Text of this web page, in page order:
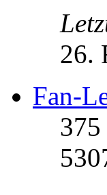
26.
Fan-
375